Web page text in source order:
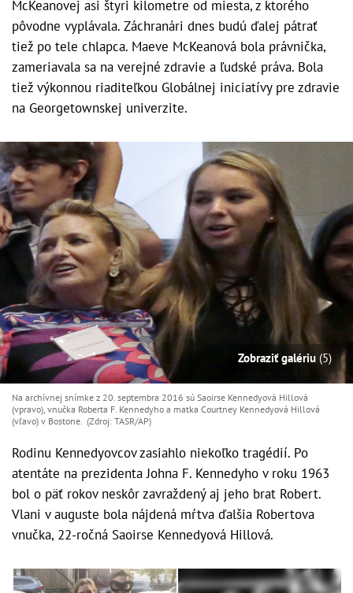
McKeanovej asi štyri kilometre od miesta, z ktorého
pôvodne vyplávala. Záchranári dnes budú ďalej pátrať
tiež po tele chlapca. Maeve McKeanová bola právnička,
zameriavala sa na verejné zdravie a ľudské práva. Bola
tiež výkonnou riaditeľkou Globálnej iniciatívy pre zdravie
na Georgetownskej univerzite.
Zobraziť galériu (5)
Na archívnej snímke z 20. septembra 2016 sú Saoirse Kennedyová Hillová
(vpravo), vnučka Roberta F. Kennedyho a matka Courtney Kennedyová Hillová
(vľavo) v Bostone. (Zdroj: TASR/AP)
Rodinu Kennedyovcov zasiahlo niekoľko tragédií. Po
atentáte na prezidenta Johna F. Kennedyho v roku 1963
bol o päť rokov neskôr zavraždený aj jeho brat Robert.
Vlani v auguste bola nájdená mŕtva ďalšia Robertova
vnučka, 22-ročná Saoirse Kennedyová Hillová.